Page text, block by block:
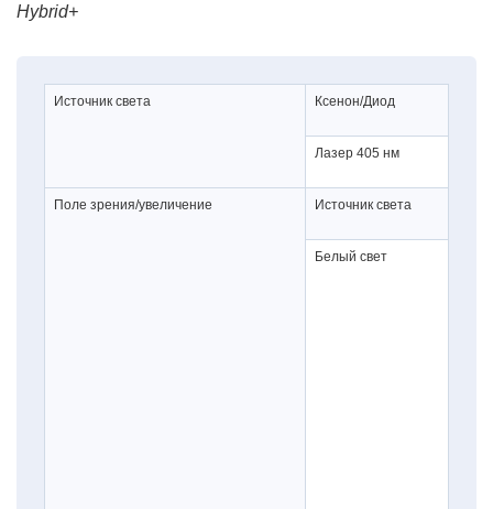
Hybrid+
Источник света Ксенон/Диод
Лазер 405 нм
Поле зрения/увеличение Источник света
Белый свет